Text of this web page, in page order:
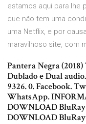
estamos aqui para lhe
que não tem uma
uma Netflix, e por
maravilhoso site, com
Pantera Negra
Dublado e Dual
9326. 0. Facebook.
WhatsApp.
DOWNLOAD
DOWNLOAD